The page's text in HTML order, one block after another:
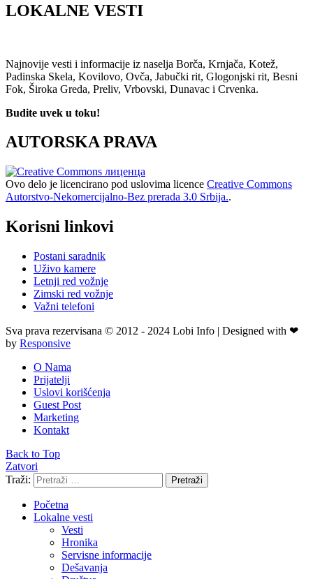
LOKALNE VESTI
Najnovije vesti i informacije iz naselja Borča, Krnjača, Kotež,
Padinska Skela, Kovilovo, Ovča, Jabučki rit, Glogonjski rit, Besni
Fok, Široka Greda, Preliv, Vrbovski, Dunavac i Crvenka.
Budite uvek u toku!
AUTORSKA PRAVA
Ovo delo je licencirano pod uslovima licence Creative Commons
Autorstvo-Nekomercijalno-Bez prerada 3.0 Srbija..
Korisni linkovi
Postani saradnik
Uživo kamere
Letnji red vožnje
Zimski red vožnje
Važni telefoni
Sva prava rezervisana © 2012 - 2024 Lobi Info | Designed with ❤
by Responsive
O Nama
Prijatelji
Uslovi korišćenja
Guest Post
Marketing
Kontakt
Back to Top
Zatvori
Traži:
Pretraži
Početna
Lokalne vesti
Vesti
Hronika
Servisne informacije
Dešavanja